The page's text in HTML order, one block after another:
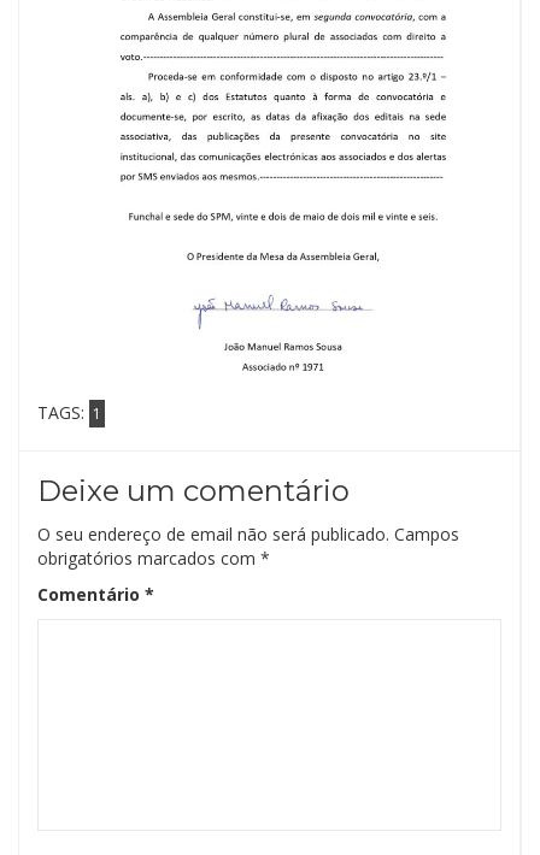
TAGS: 1
Deixe um comentário
O seu endereço de email não será publicado. Campos
obrigatórios marcados com *
Comentário *